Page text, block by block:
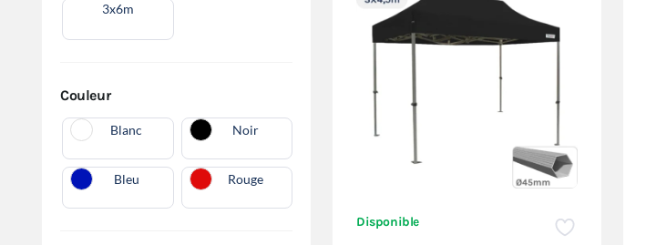
3x6m
Couleur
Blanc Noir
Bleu Rouge
Disponible